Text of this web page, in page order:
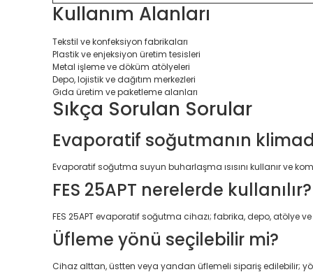
Kullanım Alanları
Tekstil ve konfeksiyon fabrikaları
Plastik ve enjeksiyon üretim tesisleri
Metal işleme ve döküm atölyeleri
Depo, lojistik ve dağıtım merkezleri
Gıda üretim ve paketleme alanları
Sıkça Sorulan Sorular
Evaporatif soğutmanın
Evaporatif soğutma suyun buharlaşma ısısını kullanır ve
FES 25APT nerelerde kullanılır?
FES 25APT evaporatif soğutma cihazı; fabrika, depo, atölye
Üfleme yönü seçilebilir mi?
Cihaz alttan, üstten veya yandan üflemeli sipariş edilebilir;